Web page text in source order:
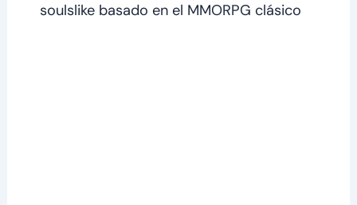
soulslike basado en el MMORPG clásico